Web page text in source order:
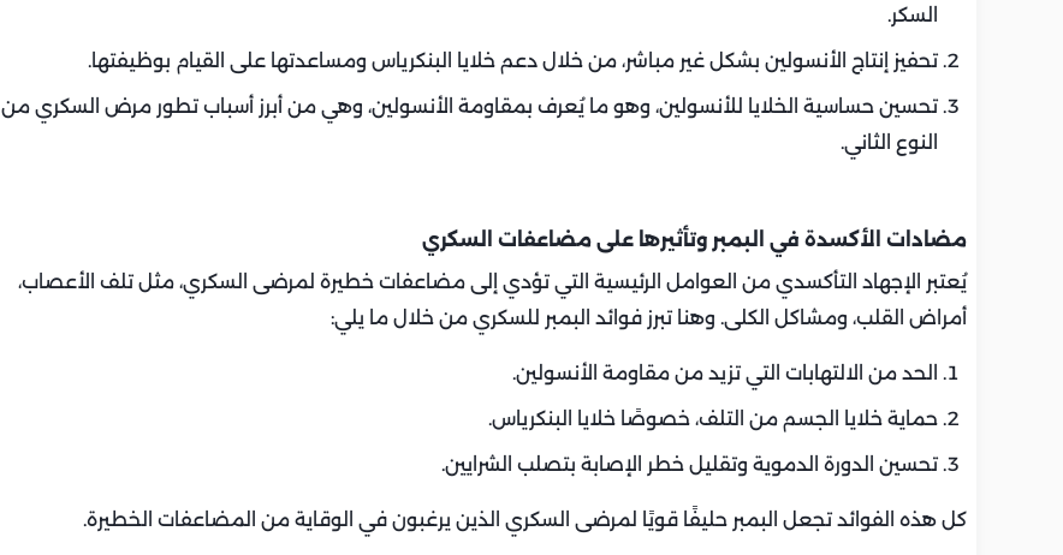
السكر.
تحفيز إنتاج الأنسولين بشكل غير مباشر، من خلال دعم خلايا البنكرياس ومساعدتها على القيام بوظيفتها.
تحسين حساسية الخلايا للأنسولين، وهو ما يُعرف بمقاومة الأنسولين، وهي من أبرز أسباب تطور مرض السكري من
النوع الثاني.
مضادات الأكسدة في البمبر وتأثيرها على مضاعفات السكري
يُعتبر الإجهاد التأكسدي من العوامل الرئيسية التي تؤدي إلى مضاعفات خطيرة لمرضى السكري، مثل تلف الأعصاب،
أمراض القلب، ومشاكل الكلى. وهنا تبرز فوائد البمبر للسكري من خلال ما يلي:
الحد من الالتهابات التي تزيد من مقاومة الأنسولين.
حماية خلايا الجسم من التلف، خصوصًا خلايا البنكرياس.
تحسين الدورة الدموية وتقليل خطر الإصابة بتصلب الشرايين.
كل هذه الفوائد تجعل البمبر حليفًا قويًا لمرضى السكري الذين يرغبون في الوقاية من المضاعفات الخطيرة.